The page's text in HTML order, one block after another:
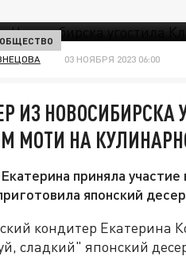
ОБЩЕСТВО
03 НОЯБРЯ 2023 06:00
ИЗ НОВОСИБИРСКА
МОТИ НА
приняла
японский
кондитер Екатерина
сладкий" японский